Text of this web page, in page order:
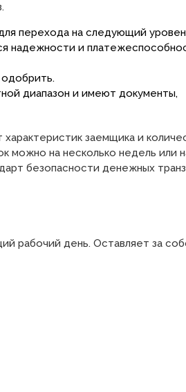
перехода на следующий
надежности и
диапазон и имеют документы,
заемщика и
можно на несколько недель или
безопасности денежных
рабочий день. Оставляет за